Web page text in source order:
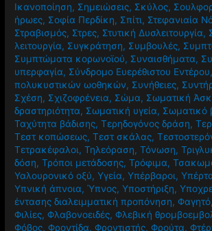
Ικανοποίηση, Σημειώσεις, Σκύλος,
ήρωες, Σοφία Περδίκη, Σπίτι, Στεφανιαία
Στραβισμός, Στρες, Στυτική Δυσλειτουργία,
λειτουργία, Συγκράτηση, Συμβουλές,
Συμπτώματα κορωνοϊού, Συναισθήματα,
υπερφαγία, Σύνδρομο Ευερέθιστου Εντέρου,
πολυκυστικών ωοθηκών, Συνήθειες,
Σχέση, Σχιζοφρένεια, Σώμα, Σωματική
δραστηριότητα, Σωματική υγεία, Σωματικό
Ταχύτητα βάδισης,Τερηδογόνος δράση,
Τεστ κοπώσεως,Τεστ σκάλας,
Τετρακέφαλοι,Τηλεόραση,Τόνωση,
δόση,Τρόποι μετάδοσης,Τρόφιμα,
Υαλουρονικό οξύ,Υγεία,Υπέρβαροι,
Υπνική άπνοια,Ύπνος,Υποστήριξη,
έντασης διαλειμματική προπόνηση,Φαγητό
Φιλίες,Φλαβονοειδές,Φλεβική
Φόβος,Φροντίδα,Φροντιστής,Φρούτα,